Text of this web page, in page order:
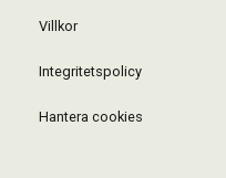
Villkor
Integritetspolicy
Hantera cookies